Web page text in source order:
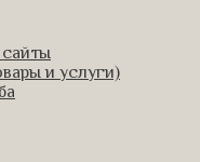
и услуги)